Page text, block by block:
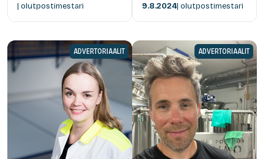
| olutpostimestari
9.8.2024| olutpostimestari
ADVERTORIAALIT ADVERTORIAALIT